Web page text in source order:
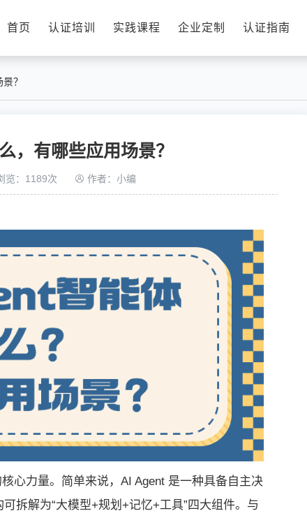
首页 认证培训 实践课程 企业定制 认证指南
？
，有哪些应用场景？
览：1189次 作者：小编
心力量。简单来说，AI Agent 是一种具备自主决
拆解为“大模型+规划+记忆+工具”四大组件。与